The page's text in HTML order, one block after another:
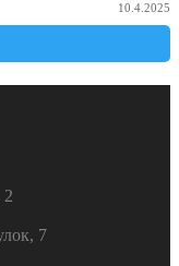
10.4.2025
2
7